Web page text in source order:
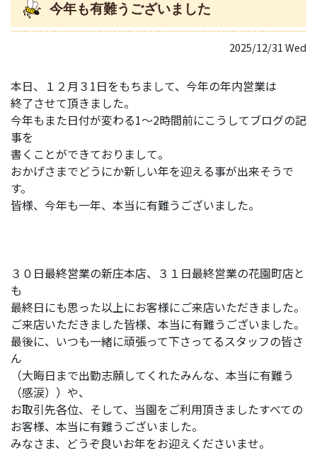
今年も有難うございました
2025/12/31 Wed
本日、１２月３1日をもちまして、今年の年内営業は
終了させて頂きました。
今年もまた日付が変わる1～2時間前にこうしてブログの記
事を
書くことができておりまして。
おかげさまでどうにか新しい年を迎える事が出来そうで
す。
皆様、今年も一年、本当に有難うございました。
３０日最終営業の新庄本店、３１日最終営業の花園町店と
も
最終日にも思った以上にお客様にご来店いただきました。
ご来店いただきました皆様、本当に有難うございました。
最後に、いつも一緒に頑張って下さってるスタッフの皆さ
ん
（大晦日まで出勤志願してくれたみんな、本当に有難う
（感涙））や、
お取引先各位、そして、当園をご利用頂きましたすべての
お客様、本当に有難うございました。
みなさま、どうぞ良いお年をお迎えくださいませ。